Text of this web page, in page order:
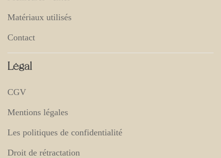
Matériaux utilisés
Contact
Légal
CGV
Mentions légales
Les politiques de confidentialité
Droit de rétractation